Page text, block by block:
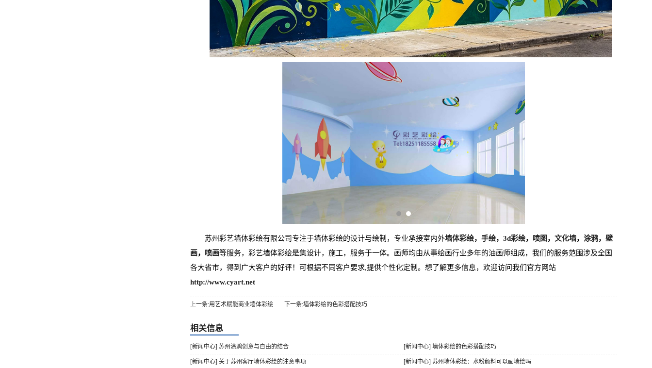
苏州彩艺墙体彩绘有限公司专注于墙体彩绘的设计与绘制，专业承接室内外墙体彩绘， 手绘， 3d彩绘， 喷图 ， 文化墙， 涂鸦， 壁
画， 喷画等服务，彩艺墙体彩绘是集设计，施工，服务于一体。画师均由从事绘画行业多年的油画师组成，我们的服务范围涉及全国
各大省市，得到广大客户的好评！可根据不同客户要求,提供个性化定制。想了解更多信息，欢迎访问我们官方网站
http://www.cyart.net
上一条:用艺术赋能商业墙体彩绘 下一条:墙体彩绘的色彩搭配技巧
相关信息
[新闻中心] 苏州涂鸦创意与自由的结合 [新闻中心] 墙体彩绘的色彩搭配技巧
[新闻中心] 关于苏州客厅墙体彩绘的注意事项 [新闻中心] 苏州墙体彩绘：水粉颜料可以画墙绘吗